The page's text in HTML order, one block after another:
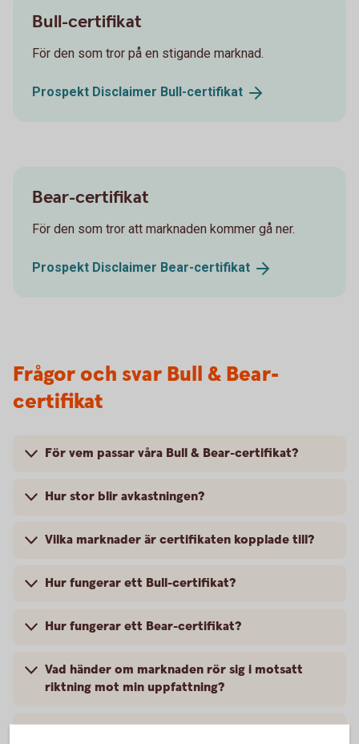
Bull-certifikat
För den som tror på en stigande marknad.
Prospekt Disclaimer Bull-certifikat
Bear-certifikat
För den som tror att marknaden kommer gå ner.
Prospekt Disclaimer Bear-certifikat
Frågor och svar Bull & Bear-
certifikat
För vem passar våra Bull & Bear-certifikat?
Hur stor blir avkastningen?
Vilka marknader är certifikaten kopplade till?
Hur fungerar ett Bull-certifikat?
Hur fungerar ett Bear-certifikat?
Vad händer om marknaden rör sig i motsatt
riktning mot min uppfattning?
Hur handlas Bull & Bear?